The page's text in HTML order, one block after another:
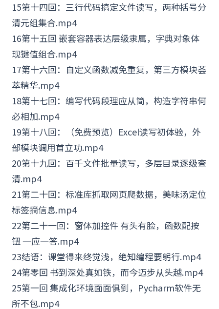
15第十四回：三行代码搞定文件读写，两种括号分
清元组集合.mp4
16第十五回 嵌套容器表达层级隶属，字典对象体
现键值组合.mp4
17第十六回：自定义函数减免重复，第三方模块荟
萃精华.mp4
18第十七回：编写代码段理应从简，构造字符串何
必相加.mp4
19第十八回：（免费预览） Excel读写初体验，外
部模块调用首立功.mp4
20第十九回：百千文件批量读写，多层目录逐级查
清.mp4
21第二十回：标准库抓取网页爬数据，美味汤定位
标签摘信息.mp4
22第二十一回：窗体加控件 有头有脸，函数配按
钮 一应一答.mp4
23结语：课堂得来终觉浅，绝知编程要躬行.mp4
24第零回 书到深处真如铁，而今迈步从头越.mp4
25第一回 集成化环境面面俱到，Pycharm软件无
所不包.mp4